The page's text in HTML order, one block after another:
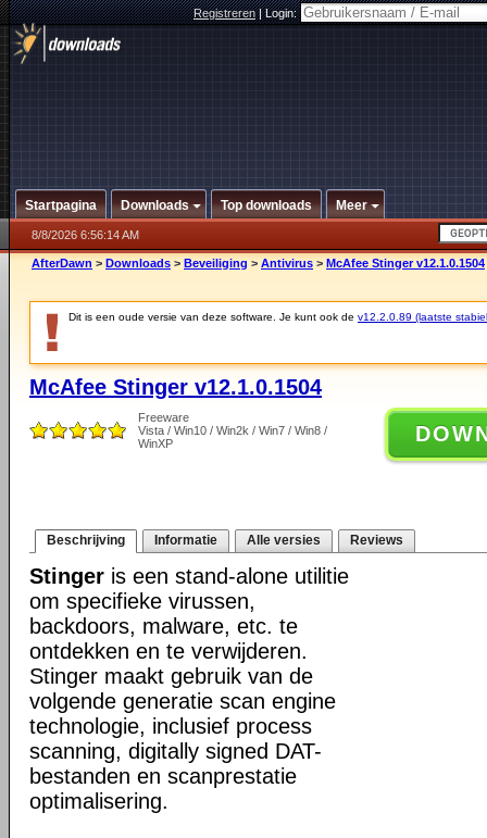
Registreren|Login:
Startpagina Downloads Top downloads Meer
8/8/2026 6:56:14 AM
AfterDawn > Downloads > Beveiliging > Antivirus > McAfee Stinger v12.1.0.1504
Dit is een oude versie van deze software. Je kunt ook de v12.2.0.89 (laatste
McAfee Stinger v12.1.0.1504
Freeware
Vista / Win10 / Win2k / Win7 / Win8 /
WinXP
Beschrijving Informatie Alle versies Reviews
Stinger is een stand-alone utilitie
om specifieke virussen,
backdoors, malware, etc. te
ontdekken en te verwijderen.
Stinger maakt gebruik van de
volgende generatie scan engine
technologie, inclusief process
scanning, digitally signed DAT-
bestanden en scanprestatie
optimalisering.